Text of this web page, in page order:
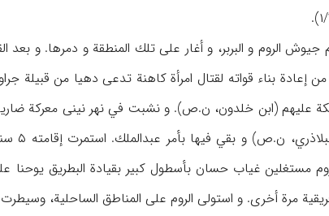
الروم و البربر، و أغار على تلك المنطقة و دمرها. و بعد
و لكنه خرج بعد فترة من إعادة بناء قواته لقتال امرأة كاهنة تدعى دهيا
عليهم (ابن خلدون، ن.ص). و نشبت في نهر نينى معركة
من
مستغلين غياب حسان بأسطول كبير بقيادة البطريق يوحنا
مرة أخرى. و استولى الروم على المناطق الساحلية، وسيطرت